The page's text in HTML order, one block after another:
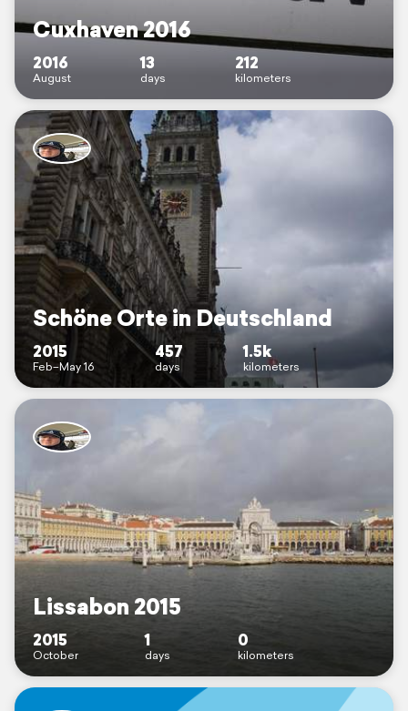
Cuxhaven 2016
2016
August
13
days
212
kilometers
Schöne Orte in Deutschland
2015
Feb–May 16
457
days
1.5k
kilometers
Lissabon 2015
2015
October
1
days
0
kilometers